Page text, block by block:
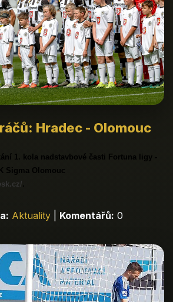
Hradec - Olomouc
1. kola nadstavbové časti Fortuna ligy -
Sigma Olomouc
.
Aktuality Komentářů: 0